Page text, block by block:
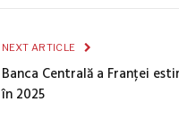
NEXT ARTICLE
Banca Centrală a Franței
în 2025